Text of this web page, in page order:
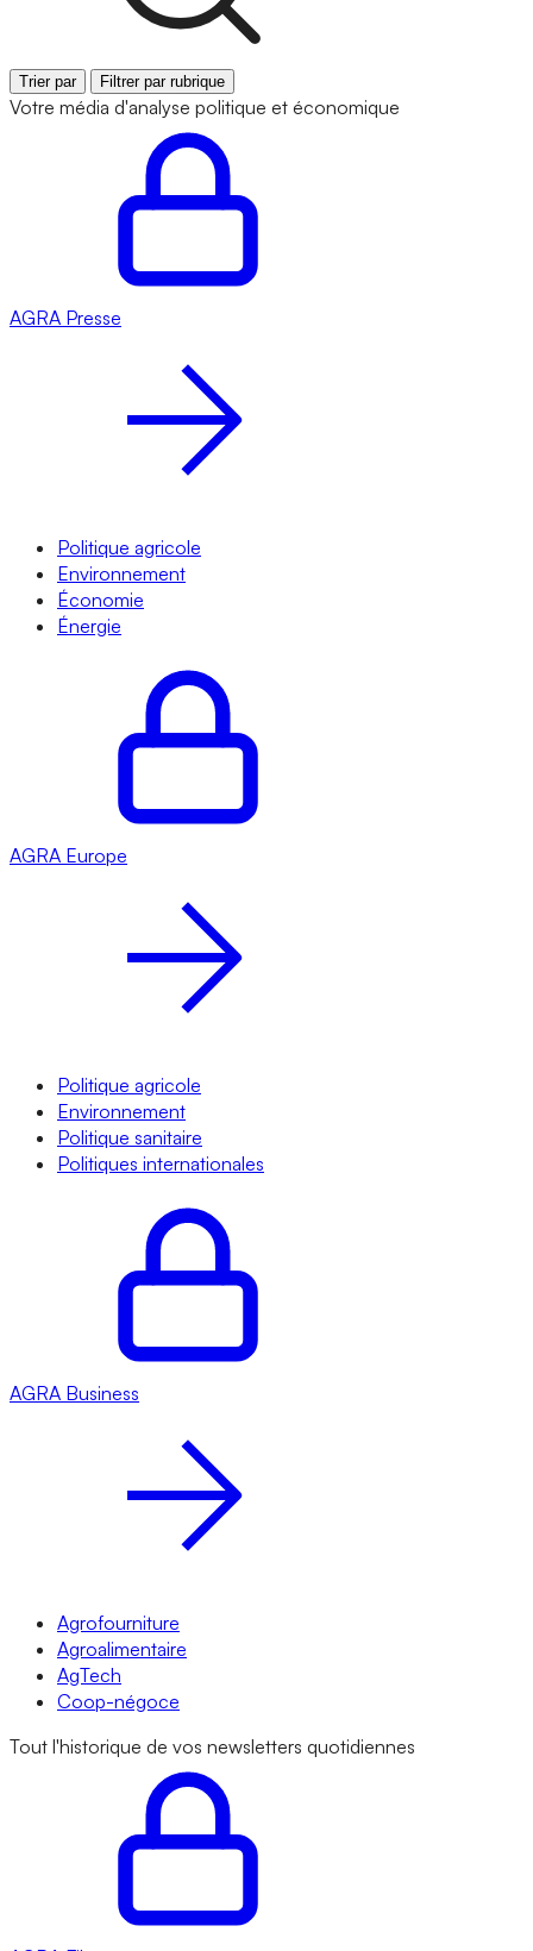
Trier par Filtrer par rubrique
Votre média d'analyse politique et économique
AGRA Presse
Politique agricole
Environnement
Économie
Énergie
AGRA Europe
Politique agricole
Environnement
Politique sanitaire
Politiques internationales
AGRA Business
Agrofourniture
Agroalimentaire
AgTech
Coop-négoce
Tout l'historique de vos newsletters quotidiennes